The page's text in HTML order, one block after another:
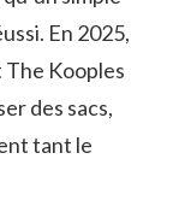
En 2025,
Kooples
des sacs,
tant le